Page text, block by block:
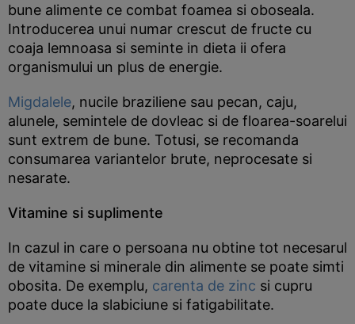
bune alimente ce combat foamea si oboseala.
Introducerea unui numar crescut de fructe cu
coaja lemnoasa si seminte in dieta ii ofera
organismului un plus de energie.
Migdalele, nucile braziliene sau pecan, caju,
alunele, semintele de dovleac si de floarea-soarelui
sunt extrem de bune. Totusi, se recomanda
consumarea variantelor brute, neprocesate si
nesarate.
Vitamine si suplimente
In cazul in care o persoana nu obtine tot necesarul
de vitamine si minerale din alimente se poate simti
obosita. De exemplu, carenta de zinc si cupru
poate duce la slabiciune si fatigabilitate.